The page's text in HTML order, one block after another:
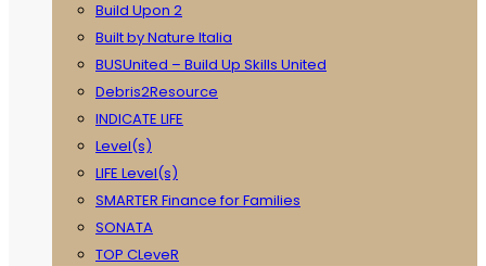
Build Upon 2
Built by Nature Italia
BUSUnited – Build Up Skills United
Debris2Resource
INDICATE LIFE
Level(s)
LIFE Level(s)
SMARTER Finance for Families
SONATA
TOP CLeveR